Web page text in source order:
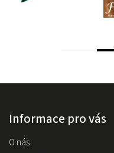
Informace pro vás
O nás